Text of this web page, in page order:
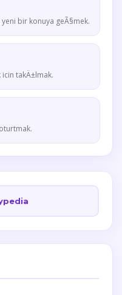
bir konuya geÃ§mek.
takÄ±lmak.